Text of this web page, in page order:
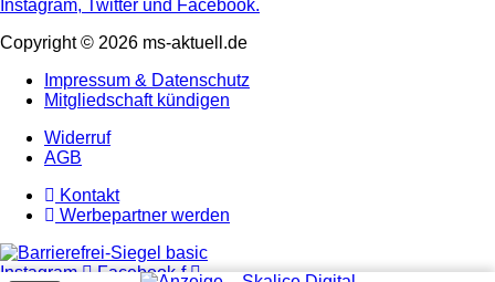
Copyright © 2026 ms-aktuell.de
Impressum & Datenschutz
Mitgliedschaft kündigen
Widerruf
AGB
Kontakt
Werbepartner werden
Instagram Facebook-f